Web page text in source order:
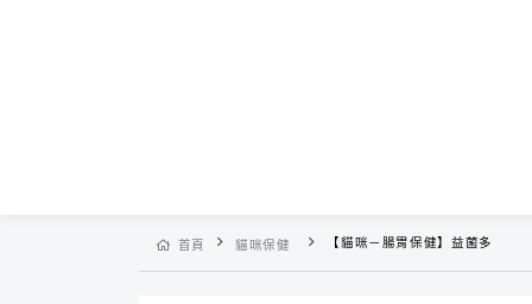
首頁 貓咪保健 【貓咪－腸胃保健】益菌多